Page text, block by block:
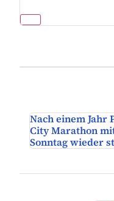
Nach einem Jahr
City Marathon
Sonntag wieder